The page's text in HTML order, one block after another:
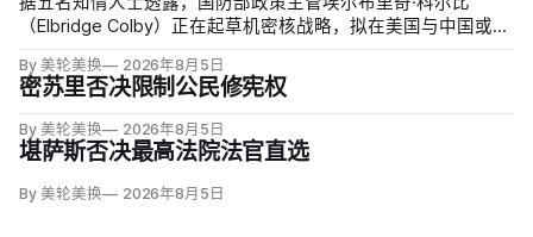
（Elbridge Colby）正在起草机密核战略，拟在美国与中国或俄
提交总统选择的核报复方案。
By 美轮美换 2026年8月5日
密苏里否决限制公民修宪权
By 美轮美换 2026年8月5日
堪萨斯否决最高法院法官直选
By 美轮美换 2026年8月5日